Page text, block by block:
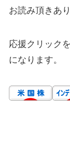
お読み頂きあ
応援クリック
になります。